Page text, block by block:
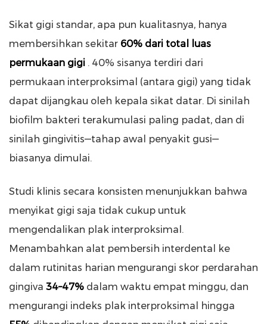
Sikat gigi standar, apa pun kualitasnya, hanya
membersihkan sekitar 60% dari total luas
permukaan gigi . 40% sisanya terdiri dari
permukaan interproksimal (antara gigi) yang tidak
dapat dijangkau oleh kepala sikat datar. Di sinilah
biofilm bakteri terakumulasi paling padat, dan di
sinilah gingivitis—tahap awal penyakit gusi—
biasanya dimulai.
Studi klinis secara konsisten menunjukkan bahwa
menyikat gigi saja tidak cukup untuk
mengendalikan plak interproksimal.
Menambahkan alat pembersih interdental ke
dalam rutinitas harian mengurangi skor perdarahan
gingiva 34–47% dalam waktu empat minggu, dan
mengurangi indeks plak interproksimal hingga